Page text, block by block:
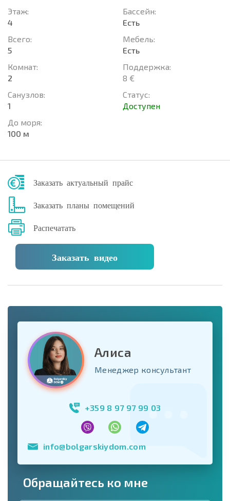
Этаж:
4
Всего:
5
Комнат:
2
Санузлов:
1
До моря:
100 м
Басcейн:
Есть
Мебель:
Есть
Поддержка:
8 €
Статус:
Доступен
Заказать актуальный прайс
Заказать планы помещений
Распечатать
Заказать видео
Алиса
Менеджер консультант
+359 8 97 97 99 03
info@bolgarskiydom.com
Обращайтесь ко мне